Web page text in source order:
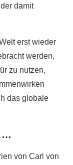
damit
erst wieder
werden,
zu nutzen,
das globale
…
von Carl von